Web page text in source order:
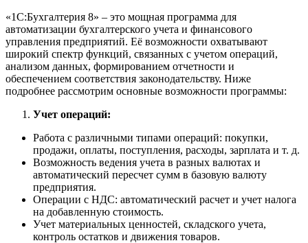
«1C:Бухгалтерия 8» – это мощная программа для
автоматизации бухгалтерского учета и финансового
управления предприятий. Её возможности охватывают
широкий спектр функций, связанных с учетом операций,
анализом данных, формированием отчетности и
обеспечением соответствия законодательству. Ниже
подробнее рассмотрим основные возможности программы:
Учет операций:
Работа с различными типами операций: покупки,
продажи, оплаты, поступления, расходы, зарплата и т. д.
Возможность ведения учета в разных валютах и
автоматический пересчет сумм в базовую валюту
предприятия.
Операции с НДС: автоматический расчет и учет налога
на добавленную стоимость.
Учет материальных ценностей, складского учета,
контроль остатков и движения товаров.